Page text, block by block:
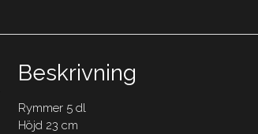
Beskrivning
Rymmer 5 dl
Höjd 23 cm